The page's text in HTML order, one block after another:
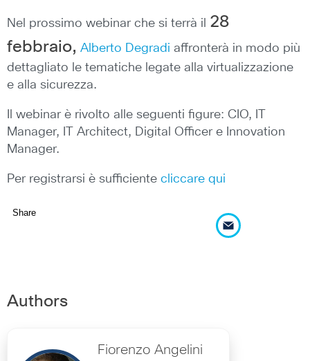
Nel prossimo webinar che si terrà il 28
febbraio, Alberto Degradi affronterà in modo più
dettagliato le tematiche legate alla virtualizzazione
e alla sicurezza.
Il webinar è rivolto alle seguenti figure: CIO, IT
Manager, IT Architect, Digital Officer e Innovation
Manager.
Per registrarsi è sufficiente cliccare qui
Share
Authors
Fiorenzo Angelini